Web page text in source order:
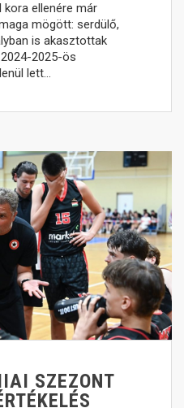
kora ellenére már
mögött: serdülő,
is akasztottak
2025-ös
lett…
SZEZONT